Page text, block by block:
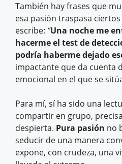
También hay frases que
esa pasión traspasa
escribe: “Una noche me
hacerme el test de
podría haberme dejado
impactante que da cuenta
emocional en el que se
Para mí, sí ha sido una
compartir en grupo,
despierta. Pura pasión no
seducir de una manera
expone, con crudeza, una